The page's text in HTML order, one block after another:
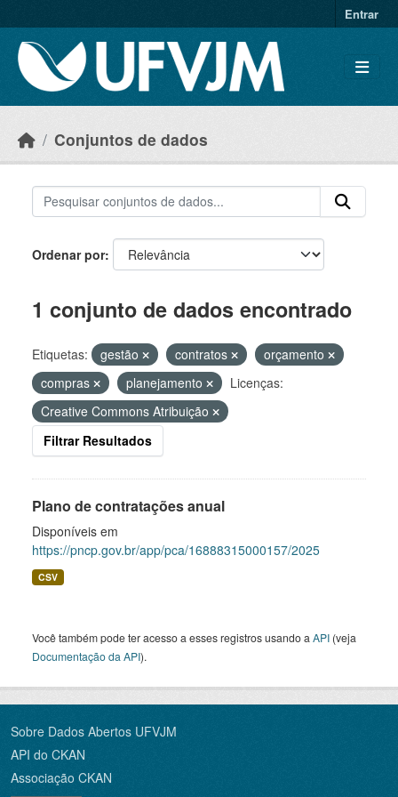
Entrar
Conjuntos de dados
Ordenar por
1 conjunto de dados encontrado
Etiquetas: gestão contratos
orçamento
compras
planejamento
Licenças:
Creative Commons Atribuição
Filtrar Resultados
Plano de contratações anual
Disponíveis em
https://pncp.gov.br/app/pca/16888315000157/2025
CSV
Você também pode ter acesso a esses registros usando a API (veja
Documentação da API).
Sobre Dados Abertos UFVJM
API do CKAN
Associação CKAN